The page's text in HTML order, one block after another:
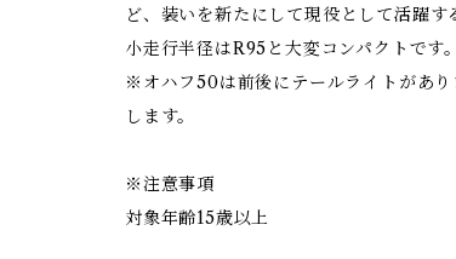
ど、装いを新たにして現役として活躍す
小走行半径はR95と大変コンパクトです。
※オハフ50は前後にテールライトがあ
します。
※注意事項
対象年齢15歳以上